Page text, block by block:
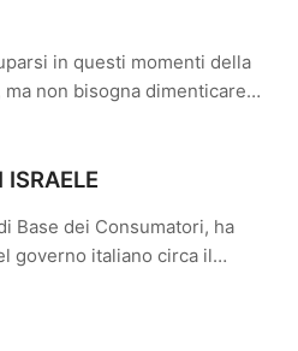
in questi momenti della
non bisogna dimenticare…
Base dei Consumatori, ha
governo italiano circa il…